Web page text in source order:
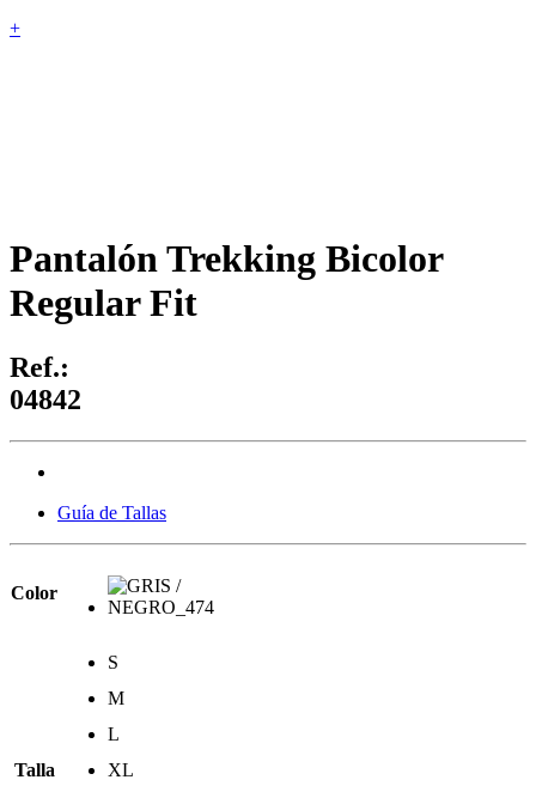
+
Pantalón Trekking Bicolor
Regular Fit
Ref.:
04842
Guía de Tallas
Color
Talla
S
M
L
XL